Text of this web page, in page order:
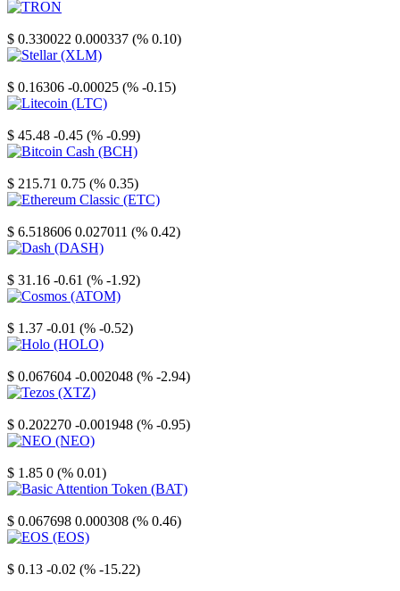
$ 0.330022 0.000337 (% 0.10)
$ 0.16306 -0.00025 (% -0.15)
$ 45.48 -0.45 (% -0.99)
$ 215.71 0.75 (% 0.35)
$ 6.518606 0.027011 (% 0.42)
$ 31.16 -0.61 (% -1.92)
$ 1.37 -0.01 (% -0.52)
$ 0.067604 -0.002048 (% -2.94)
$ 0.202270 -0.001948 (% -0.95)
$ 1.85 0 (% 0.01)
$ 0.067698 0.000308 (% 0.46)
$ 0.13 -0.02 (% -15.22)